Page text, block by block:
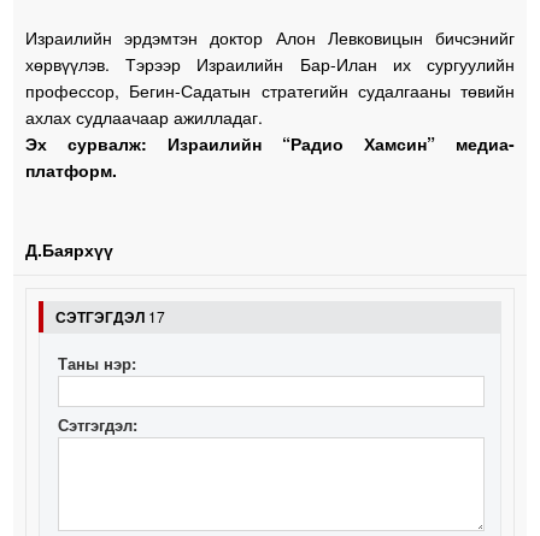
Израилийн эрдэмтэн доктор Алон Левковицын бичсэнийг
хөрвүүлэв. Тэрээр Израилийн Бар-Илан их сургуулийн
профессор, Бегин-Садатын стратегийн судалгааны төвийн
ахлах судлаачаар ажилладаг.
Эх сурвалж: Израилийн “Радио Хамсин” медиа-
платформ.
Д.Баярхүү
СЭТГЭГДЭЛ 17
Таны нэр:
Сэтгэгдэл: